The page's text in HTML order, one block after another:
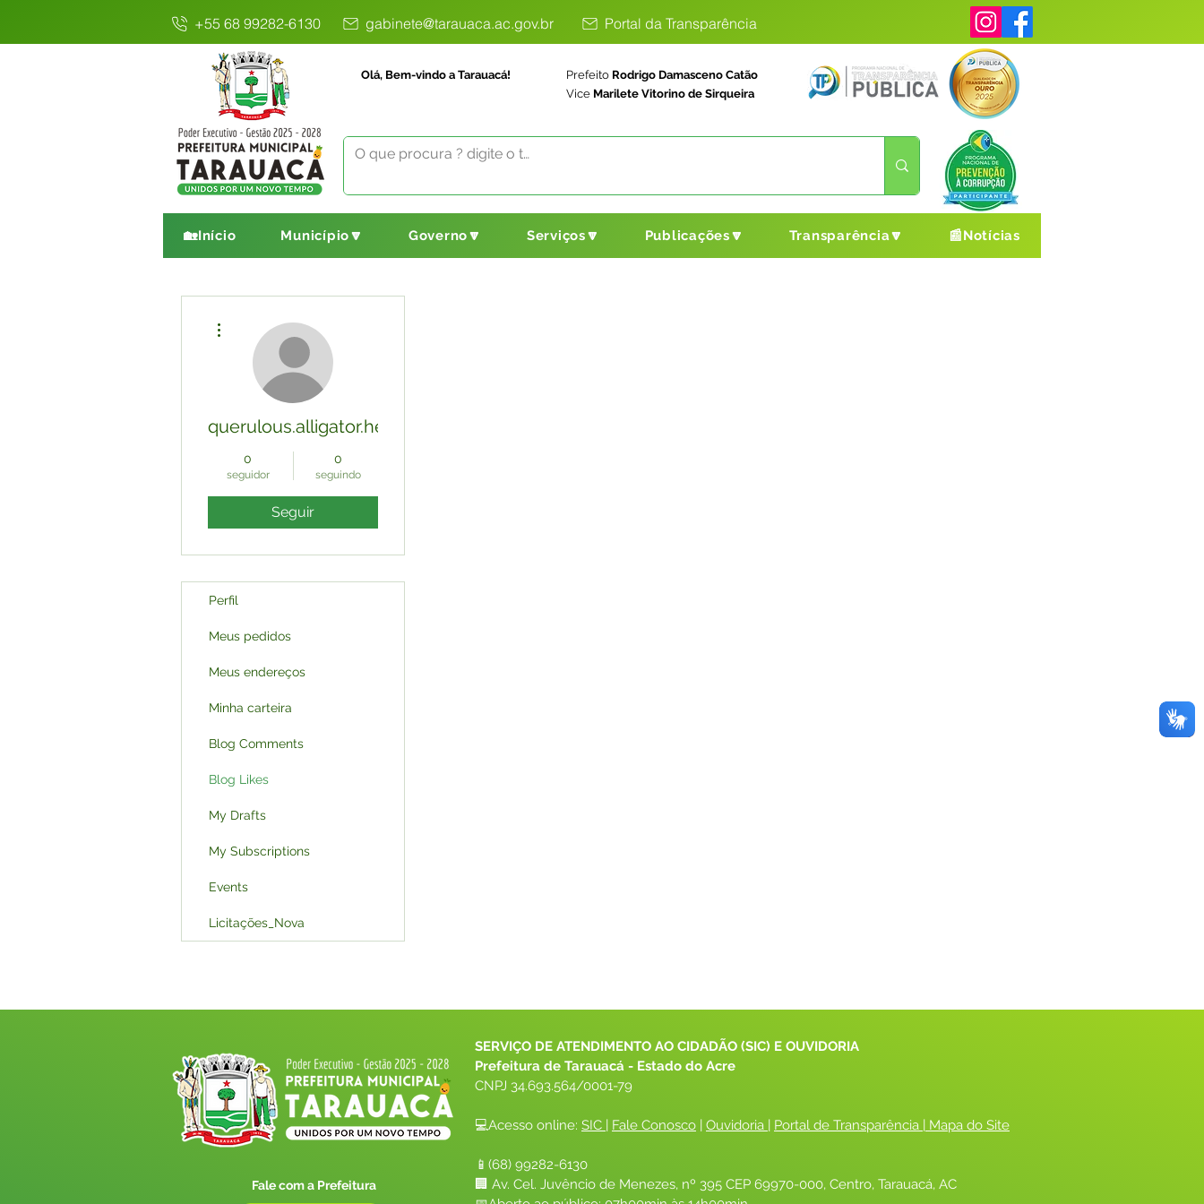
+55 68 99282-6130 gabinete@tarauaca.ac.gov.br Portal da Transparência
Olá, Bem-vindo a Tarauacá! Prefeito Rodrigo Damasceno Catão
Vice Marilete Vitorino de Sirqueira
🏡Início Município🔽 Governo🔽 Serviços🔽 Publicações🔽 Transparência🔽 📰Notícias
querulous.alligator.heeu
0
seguidor
0
seguindo
Seguir
Perfil
Meus pedidos
Meus endereços
Minha carteira
Blog Comments
Blog Likes
My Drafts
My Subscriptions
Events
Licitações_Nova
Fale com a Prefeitura
SERVIÇO DE ATENDIMENTO AO CIDADÃO (SIC) E OUVIDORIA
Prefeitura de Tarauacá - Estado do Acre
CNPJ 34.693.564/0001-79
💻Acesso online: SIC | Fale Conosco | Ouvidoria | Portal de Transparência | Mapa do Site
📱(68) 99282-6130
🏢 Av. Cel. Juvêncio de Menezes, nº 395 CEP 69970-000, Centro, Tarauacá, AC